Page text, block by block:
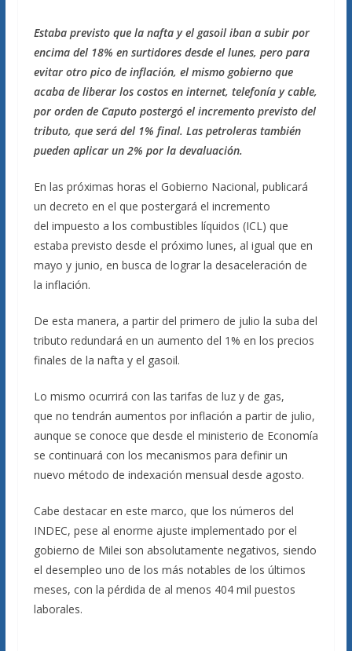
Estaba previsto que la nafta y el gasoil iban a subir por
encima del 18% en surtidores desde el lunes, pero para
evitar otro pico de inflación, el mismo gobierno que
acaba de liberar los costos en internet, telefonía y cable,
por orden de Caputo postergó el incremento previsto del
tributo, que será del 1% final. Las petroleras también
pueden aplicar un 2% por la devaluación.
En las próximas horas el Gobierno Nacional, publicará
un decreto en el que postergará el incremento
del impuesto a los combustibles líquidos (ICL) que
estaba previsto desde el próximo lunes, al igual que en
mayo y junio, en busca de lograr la desaceleración de
la inflación.
De esta manera, a partir del primero de julio la suba del
tributo redundará en un aumento del 1% en los precios
finales de la nafta y el gasoil.
Lo mismo ocurrirá con las tarifas de luz y de gas,
que no tendrán aumentos por inflación a partir de julio,
aunque se conoce que desde el ministerio de Economía
se continuará con los mecanismos para definir un
nuevo método de indexación mensual desde agosto.
Cabe destacar en este marco, que los números del
INDEC, pese al enorme ajuste implementado por el
gobierno de Milei son absolutamente negativos, siendo
el desempleo uno de los más notables de los últimos
meses, con la pérdida de al menos 404 mil puestos
laborales.